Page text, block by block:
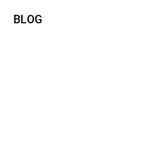
BLOG